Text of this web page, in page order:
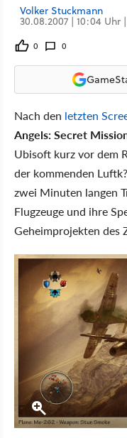
Volker Stuckmann
30.08.2007 | 10:04 Uhr
0 0
Nach den letzten
Angels: Secret
Ubisoft kurz vor dem
der kommenden
zwei Minuten langen
Flugzeuge und ihre
Geheimprojekten des